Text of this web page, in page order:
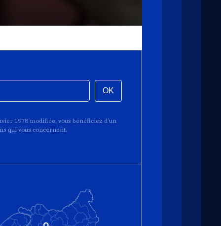
OK
1978 modifiée, vous bénéficiez d’un
qui vous concernent.